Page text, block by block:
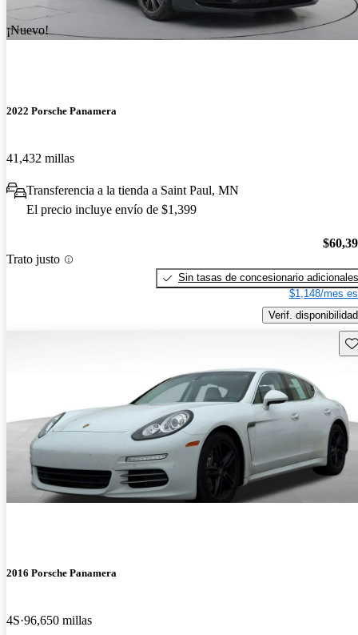
¡Nuevo!
2022 Porsche Panamera
41,432 millas
Transferencia a la tienda a Saint Paul, MN
El precio incluye envío de $1,399
Trato justo
Sin tasas de concesionario adicionales
$1,148/mes
Verif. disponibilidad
2016 Porsche Panamera
4S 96,650 millas